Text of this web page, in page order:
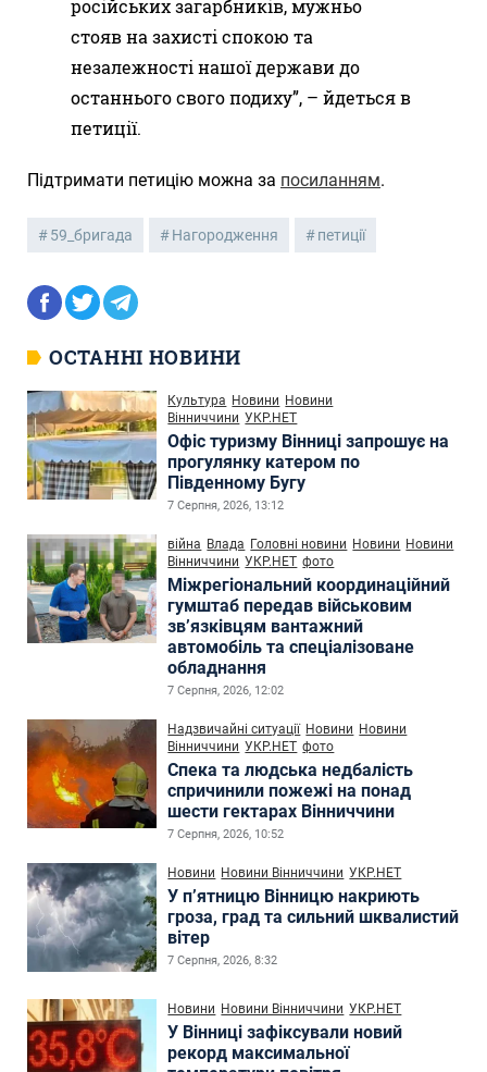
російських загарбників, мужньо
стояв на захисті спокою та
незалежності нашої держави до
останнього свого подиху”, – йдеться в
петиції.
Підтримати петицію можна за посиланням.
59_бригада Нагородження петиції
ОСТАННІ НОВИНИ
Культура Новини Новини
Вінниччини УКР.НЕТ
Офіс туризму Вінниці запрошує на
прогулянку катером по
Південному Бугу
7 Серпня, 2026, 13:12
війна Влада Головні новини Новини Новини
Вінниччини УКР.НЕТ фото
Міжрегіональний координаційний
гумштаб передав військовим
зв’язківцям вантажний
автомобіль та спеціалізоване
обладнання
7 Серпня, 2026, 12:02
Надзвичайні ситуації Новини Новини
Вінниччини УКР.НЕТ фото
Спека та людська недбалість
спричинили пожежі на понад
шести гектарах Вінниччини
7 Серпня, 2026, 10:52
Новини Новини Вінниччини УКР.НЕТ
У п’ятницю Вінницю накриють
гроза, град та сильний шквалистий
вітер
7 Серпня, 2026, 8:32
Новини Новини Вінниччини УКР.НЕТ
У Вінниці зафіксували новий
рекорд максимальної